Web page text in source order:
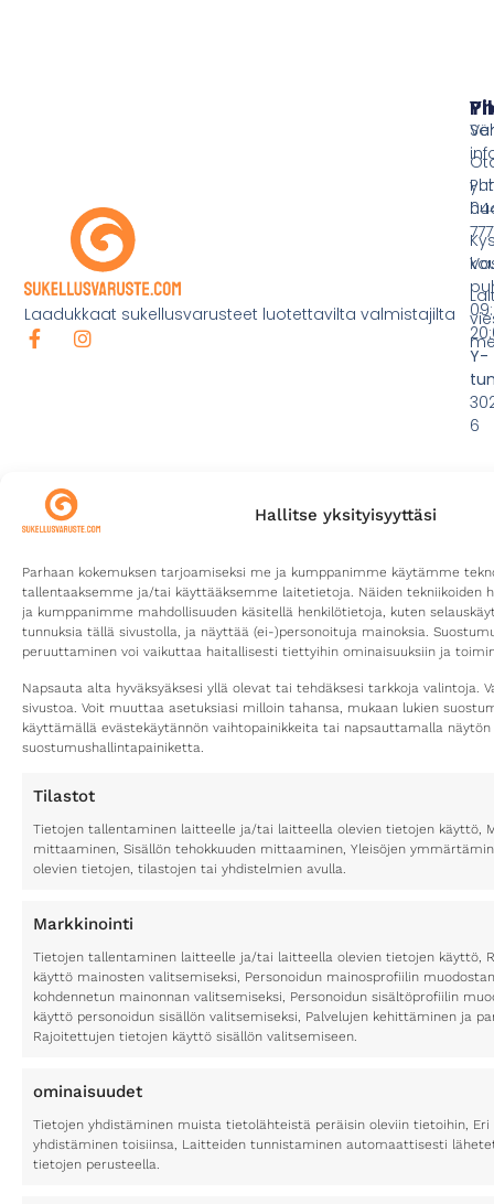
Hallitse yksityisyyttäsi
Parhaan kokemuksen tarjoamiseksi me ja kumppanimme käytämme
tallentaaksemme ja/tai käyttääksemme laitetietoja. Näiden tekniikoiden
ja kumppanimme mahdollisuuden käsitellä henkilötietoja, kuten
tunnuksia tällä sivustolla, ja näyttää (ei-)personoituja mainoksia.
peruuttaminen voi vaikuttaa haitallisesti tiettyihin ominaisuuksiin ja
Napsauta alta hyväksyäksesi yllä olevat tai tehdäksesi tarkkoja valintoja.
sivustoa. Voit muuttaa asetuksiasi milloin tahansa, mukaan lukien
käyttämällä evästekäytännön vaihtopainikkeita tai napsauttamalla näytön
suostumushallintapainiketta.
Tilastot
Tietojen tallentaminen laitteelle ja/tai laitteella olevien tietojen käyttö,
mittaaminen, Sisällön tehokkuuden mittaaminen, Yleisöjen
olevien tietojen, tilastojen tai yhdistelmien avulla.
Markkinointi
Tietojen tallentaminen laitteelle ja/tai laitteella olevien tietojen käyttö,
käyttö mainosten valitsemiseksi, Personoidun mainosprofiilin
kohdennetun mainonnan valitsemiseksi, Personoidun sisältöprofiilin
käyttö personoidun sisällön valitsemiseksi, Palvelujen kehittäminen ja
Rajoitettujen tietojen käyttö sisällön valitsemiseen.
ominaisuudet
Tietojen yhdistäminen muista tietolähteistä peräisin oleviin tietoihin,
yhdistäminen toisiinsa, Laitteiden tunnistaminen automaattisesti
tietojen perusteella.
Laadukkaat sukellusvarusteet luotettavilta valmistajilta
Y-
6
©2026
Sukellusvaruste.com
TietosuojaselosteToimitusehdotKotisivut yritykselle
Digitoimisto CURU